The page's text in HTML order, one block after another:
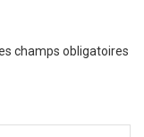
champs obligatoires